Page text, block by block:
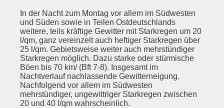
In der Nacht zum Montag vor allem im Südwesten
und Süden sowie in Teilen Ostdeutschlands
weitere, teils kräftige Gewitter mit Starkregen um 20
l/qm, ganz vereinzelt auch heftiger Starkregen über
25 l/qm. Gebietsweise weiter auch mehrstündiger
Starkregen möglich. Dazu starke oder stürmische
Böen bis 70 km/ (Bft 7-8). Insgesamt im
Nachtverlauf nachlassende Gewitterneigung.
Nachfolgend vor allem im Südwesten
mehrstündiger, ungewittriger Starkregen zwischen
20 und 40 l/qm wahrscheinlich.